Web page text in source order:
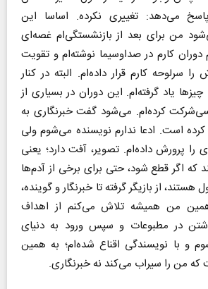
پاسخ می‌دهد: تغییری نکرده. اساسا این
من برای بعد از بازنشستگی‌ام غصه‌ای
دوران کارم در صداوسیما نوشته‌ام و تقویت
سرلوحه کارم قرار داده‌ام. البته در کنار
یاد گرفته‌ام. این دوران در بسیاری از
کرده‌ام. می‌شود گفت خبرنگاری به
است. ادعا ندارم نویسنده می‌شوم ولی
را پرورش داده‌ام. تصویر، آفت دارد؛ یعنی
که اگر قطع شود، حتی برای برخی از آدم‌ها
از بازیگر گرفته تا خبرنگار و گوینده،
من همیشه تلاش می‌کنم از اهداف
در مطبوعات و سپس ورود به دنیای
و با نویسندگی اقناع شده‌ام؛ به همین
من را سیراب می‌کند نه خبرنگاری.